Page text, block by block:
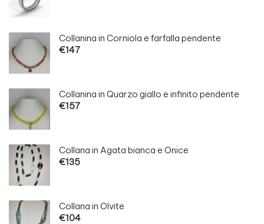
Collanina in Corniola e farfalla pendente
€147
Collanina in Quarzo giallo e infinito pendente
€157
Collana in Agata bianca e Onice
€135
Collana in Olvite
€104